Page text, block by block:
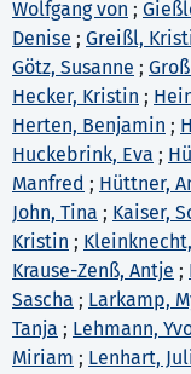
Wolfgang von ;
Denise ; Greißl,
Götz, Susanne ;
Hecker, Kristin ;
Herten, Benjamin ;
Huckebrink, Eva ;
Manfred ; Hüttner,
John, Tina ; Kaiser,
Kristin ;
Krause-Zenß, Antje ;
Sascha ; Larkamp,
Tanja ; Lehmann,
Miriam ; Lenhart,